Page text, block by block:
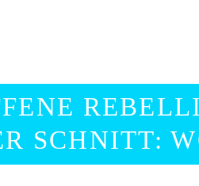
SCHNITT: